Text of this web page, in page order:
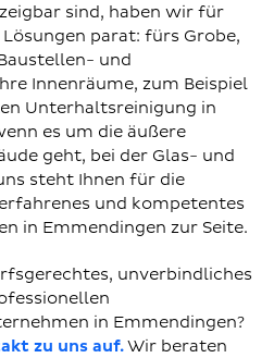
sind, haben wir für
parat: fürs Grobe,
und
Innenräume, zum Beispiel
Unterhaltsreinigung in
es um die äußere
geht, bei der Glas- und
steht Ihnen für die
und kompetentes
in Emmendingen zur Seite.
unverbindliches
in Emmendingen?
zu uns auf.Wir beraten